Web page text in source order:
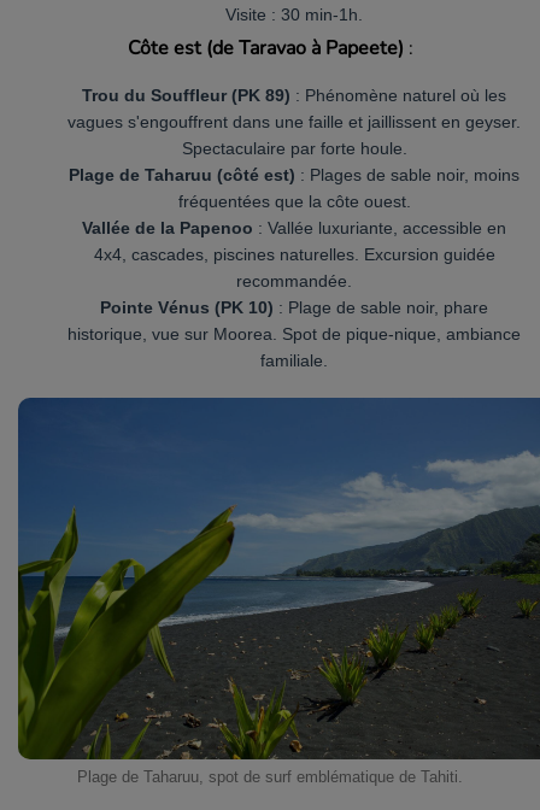
Visite : 30 min-1h.
Côte est (de Taravao à Papeete) :
Trou du Souffleur (PK 89) : Phénomène naturel où les
vagues s'engouffrent dans une faille et jaillissent en geyser.
Spectaculaire par forte houle.
Plage de Taharuu (côté est) : Plages de sable noir, moins
fréquentées que la côte ouest.
Vallée de la Papenoo : Vallée luxuriante, accessible en
4x4, cascades, piscines naturelles. Excursion guidée
recommandée.
Pointe Vénus (PK 10) : Plage de sable noir, phare
historique, vue sur Moorea. Spot de pique-nique, ambiance
familiale.
Plage de Taharuu, spot de surf emblématique de Tahiti.